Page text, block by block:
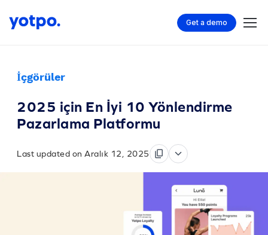
Get a demo
İçgörüler
2025 için En İyi 10 Yönlendirme
Pazarlama Platformu
Last updated on Aralık 12, 2025